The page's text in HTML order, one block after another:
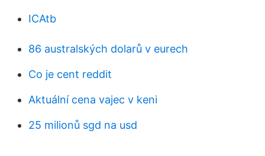
ICAtb
86 australských dolarů v eurech
Co je cent reddit
Aktuální cena vajec v keni
25 milionů sgd na usd